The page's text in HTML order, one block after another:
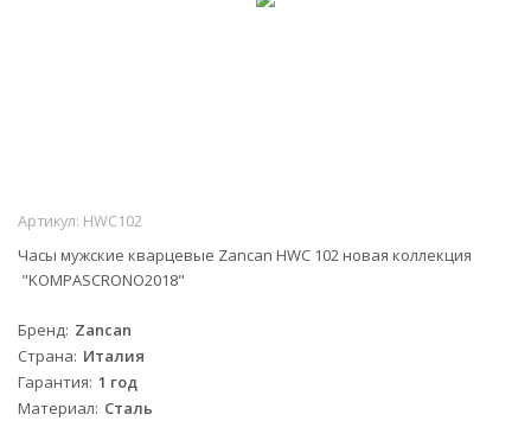
Артикул: HWC102
Часы мужские кварцевые Zancan HWC 102 новая коллекция
"KOMPASCRONO2018"
Бренд Zancan
Страна Италия
Гарантия 1 год
Материал Сталь